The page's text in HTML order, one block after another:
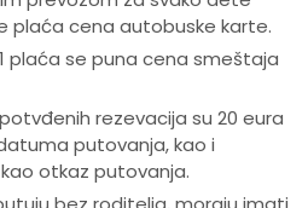
plaća cena autobuske karte.
plaća se puna cena smeštaja
rezevacija su 20 eura
putovanja, kao i
otkaz putovanja.